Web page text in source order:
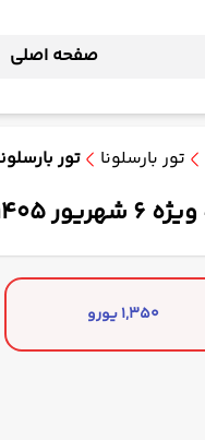
صفحه اصلی
تور بارسلونا تور بارسلونا 4 شب - ویژه 6 شهریور 1405( ماهان
1,350 یورو